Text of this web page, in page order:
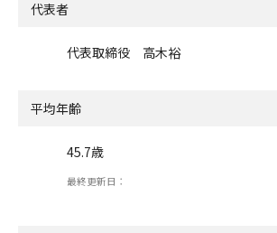
代表者
代表取締役 高木裕
平均年齢
45.7歳
最終更新日：